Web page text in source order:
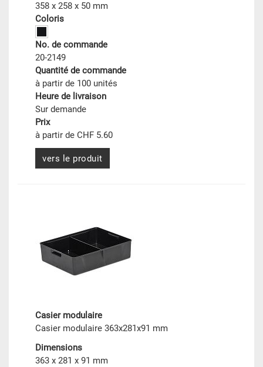
358 x 258 x 50 mm
Coloris
No. de commande
20-2149
Quantité de commande
à partir de 100 unités
Heure de livraison
Sur demande
Prix
à partir de CHF 5.60
vers le produit
Casier modulaire
Casier modulaire 363x281x91 mm
Dimensions
363 x 281 x 91 mm